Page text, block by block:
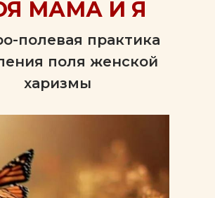
МАМА И Я
полевая практика
поля женской
харизмы